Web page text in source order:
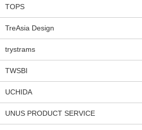
TOPS
TreAsia Design
trystrams
TWSBI
UCHIDA
UNUS PRODUCT SERVICE